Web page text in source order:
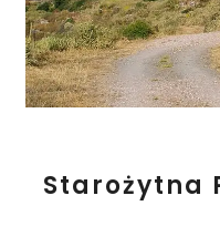
Starożytna